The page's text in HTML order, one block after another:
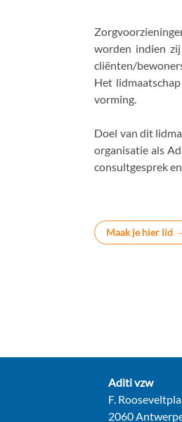
worden indien
cliënten/
Het
vorming.
Doel van dit
organisatie als
consultgesprek
Maak je hier lid
Contact:
Aditi vzw
Adres:
F.
2060